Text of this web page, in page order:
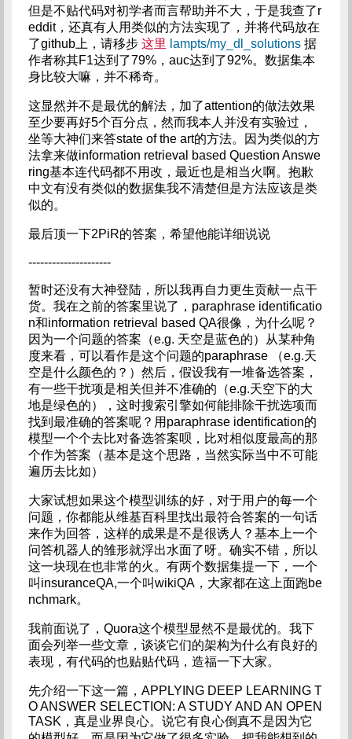
但是不贴代码对初学者而言帮助并不大，于是我查了r
eddit，还真有人用类似的方法实现了，并将代码放在
了github上，请移步 这里 lampts/my_dl_solutions 据
作者称其F1达到了79%，auc达到了92%。数据集本
身比较大嘛，并不稀奇。
这显然并不是最优的解法，加了attention的做法效果
至少要再好5个百分点，然而我本人并没有实验过，
坐等大神们来答state of the art的方法。因为类似的方
法拿来做information retrieval based Question Answe
ring基本连代码都不用改，最近也是相当火啊。抱歉
中文有没有类似的数据集我不清楚但是方法应该是类
似的。
最后顶一下2PiR的答案，希望他能详细说说
---------------------
暂时还没有大神登陆，所以我再自力更生贡献一点干
货。我在之前的答案里说了，paraphrase identificatio
n和information retrieval based QA很像，为什么呢？
因为一个问题的答案（e.g. 天空是蓝色的）从某种角
度来看，可以看作是这个问题的paraphrase （e.g.天
空是什么颜色的？）然后，假设我有一堆备选答案，
有一些干扰项是相关但并不准确的（e.g.天空下的大
地是绿色的），这时搜索引擎如何能排除干扰选项而
找到最准确的答案呢？用paraphrase identification的
模型一个个去比对备选答案呗，比对相似度最高的那
个作为答案（基本是这个思路，当然实际当中不可能
遍历去比如）
大家试想如果这个模型训练的好，对于用户的每一个
问题，你都能从维基百科里找出最符合答案的一句话
来作为回答，这样的成果是不是很诱人？基本上一个
问答机器人的雏形就浮出水面了呀。确实不错，所以
这一块现在也非常的火。有两个数据集提一下，一个
叫insuranceQA,一个叫wikiQA，大家都在这上面跑be
nchmark。
我前面说了，Quora这个模型显然不是最优的。我下
面会列举一些文章，谈谈它们的架构为什么有良好的
表现，有代码的也贴贴代码，造福一下大家。
先介绍一下这一篇，APPLYING DEEP LEARNING T
O ANSWER SELECTION: A STUDY AND AN OPEN
TASK，真是业界良心。说它有良心倒真不是因为它